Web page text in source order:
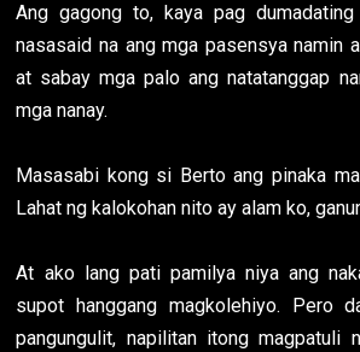
Ang gagong to, kaya pag
nasasaid na ang mga pasensya namin
at sabay mga palo ang natatanggap
mga nanay.
Masasabi kong si Berto ang pinaka
Lahat ng kalokohan nito ay alam ko,
At ako lang pati pamilya niya ang
supot hanggang magkolehiyo. Pero
pangungulit, napilitan itong magpatuli